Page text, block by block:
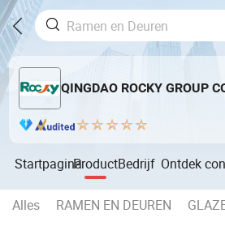
QINGDAO ROCKY GROUP
StartpaginaProductBedrijf Ontdek
Alles RAMEN EN DEUREN